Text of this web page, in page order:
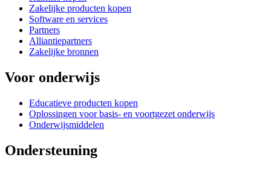
Zakelijke producten kopen
Software en services
Partners
Alliantiepartners
Zakelijke bronnen
Voor onderwijs
Educatieve producten kopen
Oplossingen voor basis- en voortgezet onderwijs
Onderwijsmiddelen
Ondersteuning